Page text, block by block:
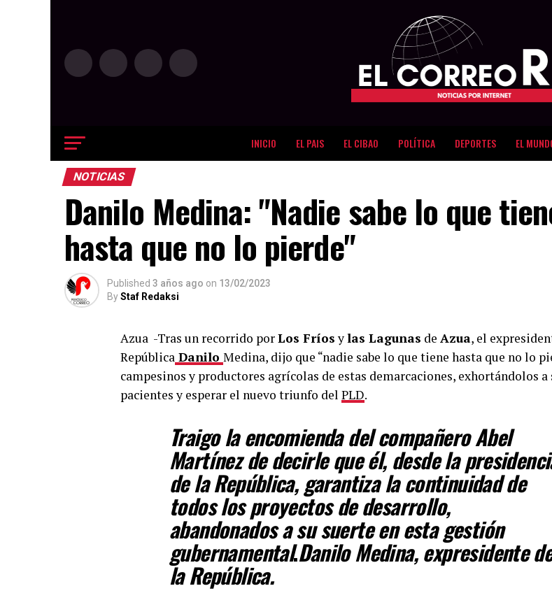
INICIO EL PAIS EL CIBAO POLÍTICA DEPORTES EL
NOTICIAS
Danilo Medina: "Nadie sabe lo que
hasta que no lo pierde"
Published 3 años ago on 13/02/2023
ByStaf Redaksi
Azua -Tras un recorrido porLos Fríosylas Lagunas de Azua, el
República Danilo Medina, dijo que “nadie sabe lo que tiene hasta que no lo
campesinos y productores agrícolas de estas demarcaciones, exhortándolos a
pacientes y esperar el nuevo triunfo del PLD.
Traigo la encomienda del compañero Abel
Martínez de decirle que él, desde la
de la República, garantiza la continuidad de
todos los proyectos de desarrollo,
abandonados a su suerte en esta gestión
gubernamental.Danilo Medina, expresidente
la República.